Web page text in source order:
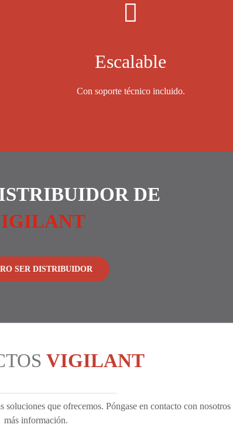
Escalable
Con soporte técnico incluido.
DE
SER DISTRIBUIDOR
VIGILANT
que ofrecemos. Póngase en contacto con
más información.